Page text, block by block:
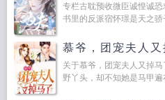
专栏古耽预收微臣诚惶
书里的反派宿怀璟是天之
慕爷，团宠夫人又
关于慕爷，团宠夫人又掉
野丫头，却不知她是马甲